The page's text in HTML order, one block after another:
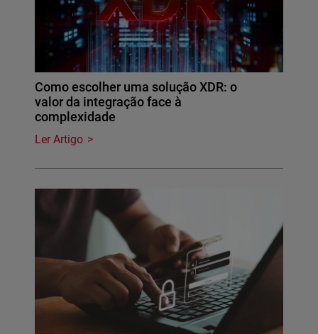
Como escolher uma solução XDR: o
valor da integração face à
complexidade
Ler Artigo